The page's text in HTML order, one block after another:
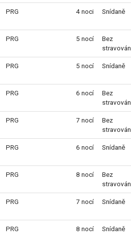
PRG 4 noci Snídaně
PRG 5 nocí
Bez
PRG 5 nocí Snídaně
PRG 6 nocí
Bez
PRG 7 nocí
Bez
PRG 6 nocí Snídaně
PRG 8 nocí
Bez
PRG 7 nocí Snídaně
PRG 8 nocí Snídaně